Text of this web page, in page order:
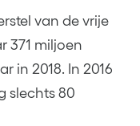
van de vrije
371 miljoen
in 2018. In 2016
slechts 80